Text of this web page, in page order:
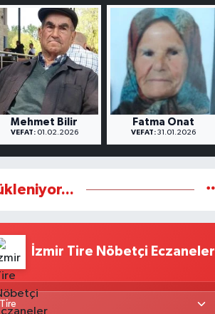
Mehmet Bilir
VEFAT:01.02.2026
Fatma Onat
VEFAT: 31.01.2026
İzmir Tire Nöbetçi Eczaneler